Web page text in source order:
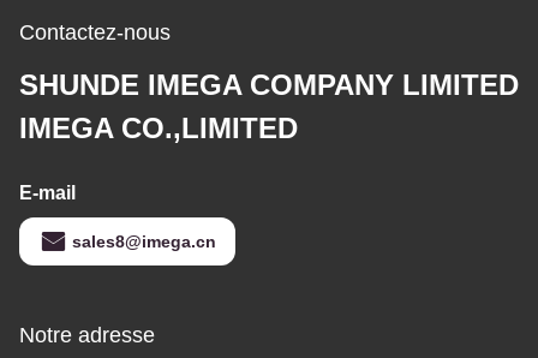
Contactez-nous
SHUNDE IMEGA COMPANY LIMITED
IMEGA CO.,LIMITED
E-mail
sales8@imega.cn
Notre adresse